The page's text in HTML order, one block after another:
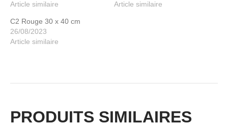
Article similaire
Article similaire
C2 Rouge 30 x 40 cm
26/08/2023
Article similaire
PRODUITS SIMILAIRES